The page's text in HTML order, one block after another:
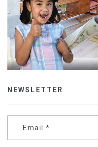
NEWSLETTER
Email *